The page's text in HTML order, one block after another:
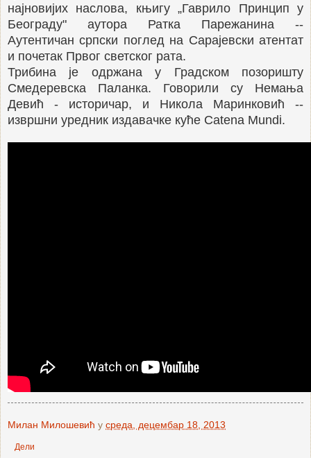
најновијих наслова, књигу „Гаврило Принцип у
Београду" аутора Ратка Парежанина --
Аутентичан српски поглед на Сарајевски атентат
и почетак Првог светског рата.
Трибина је одржана у Градском позоришту
Смедеревска Паланка. Говорили су Немања
Девић - историчар, и Никола Маринковић --
извршни уредник издавачке куће Catena Mundi.
Милан Милошевић у среда, децембар 18, 2013
Дели